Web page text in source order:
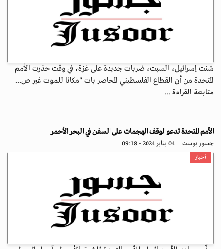
شنت إسرائيل، السبت، ضربات جديدة على غزة، في وقت حذرت الأمم
المتحدة من أن القطاع الفلسطيني المحاصر بات "مكانا للموت غير ص...
متابعة القراءة ...
الأمم المتحدة تدعو لوقف الهجمات على السفن في البحر الأحمر
جسور بوست 04 يناير 2024 - 09:18
أخبار